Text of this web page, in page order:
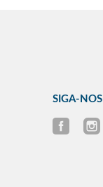
SIGA-NOS